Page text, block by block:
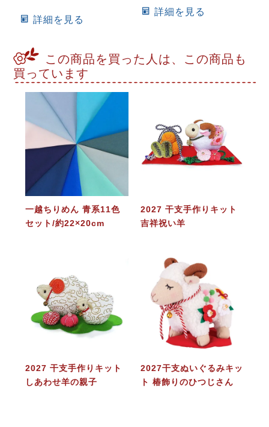
詳細を見る
詳細を見る
この商品を買った人は、この商品も
買っています
一越ちりめん 青系11色
セット/約22×20cm
2027 干支手作りキット
吉祥祝い羊
2027 干支手作りキット
しあわせ羊の親子
2027干支ぬいぐるみキッ
ト 椿飾りのひつじさん